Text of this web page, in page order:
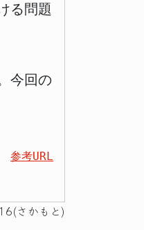
る問題
今回の
参考URL
さかもと)